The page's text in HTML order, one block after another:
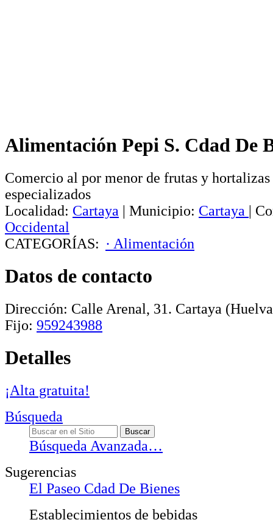
Alimentación Pepi S. Cdad De
Comercio al por menor de frutas y
especializados
Localidad: Cartaya | Municipio: Cartaya |
Occidental
CATEGORÍAS: · Alimentación
Datos de contacto
Dirección: Calle Arenal, 31. Cartaya
Fijo: 959243988
Detalles
¡Alta gratuita!
Búsqueda
Búsqueda Avanzada…
Sugerencias
El Paseo Cdad De Bienes
Establecimientos de bebidas